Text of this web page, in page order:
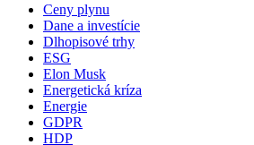
Ceny plynu
Dane a investície
Dlhopisové trhy
ESG
Elon Musk
Energetická kríza
Energie
GDPR
HDP